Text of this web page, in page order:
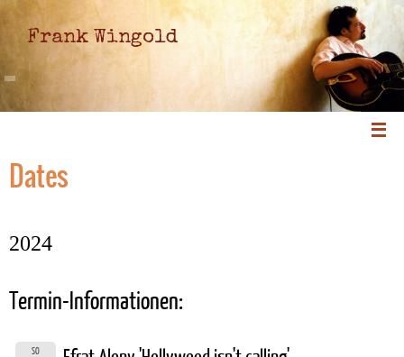
Frank Wingold
Dates
2024
Termin-Informationen:
SO